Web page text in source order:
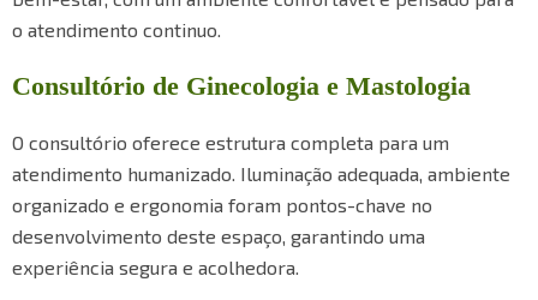
o atendimento continuo.
Consultório de Ginecologia e Mastologia
O consultório oferece estrutura completa para um
atendimento humanizado. Iluminação adequada, ambiente
organizado e ergonomia foram pontos-chave no
desenvolvimento deste espaço, garantindo uma
experiência segura e acolhedora.